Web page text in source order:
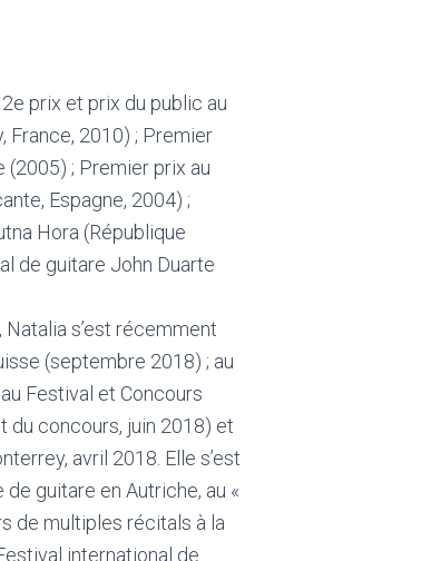
prix et prix du public au
France, 2010) ; Premier
(2005) ; Premier prix au
Espagne, 2004) ;
Hora (République
de guitare John Duarte
s’est récemment
(septembre 2018) ; au
Festival et Concours
du concours, juin 2018) et
avril 2018. Elle s’est
guitare en Autriche, au «
de multiples récitals à la
international de